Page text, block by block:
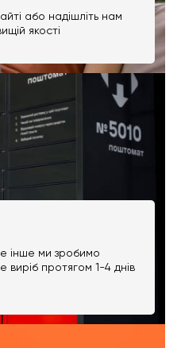
або надішліть нам
якості
інше ми зробимо
виріб протягом 1-4 днів